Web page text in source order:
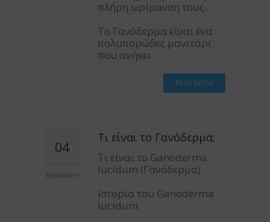
πλήρη ωρίμανση τους.
Το Γανόδερμα είναι ένα
πολυπορώδες μανιτάρι
που ανήκει
READ MORE
04
FEBRUARY
Τι είναι το Γανόδερμα;
Τι είναι το Ganoderma
lucidum (Γανόδερμα)
Ιστορία του Ganoderma
lucidum